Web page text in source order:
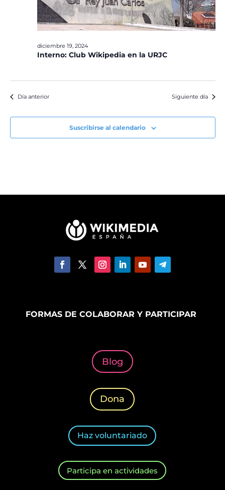
Interno: Club Wikipedia en la URJC
diciembre 19, 2024
Día anterior Siguiente día
Suscribirse al calendario
FORMAS DE COLABORAR Y PARTICIPAR
Blog
Dona
Haz voluntariado
Participa en actividades